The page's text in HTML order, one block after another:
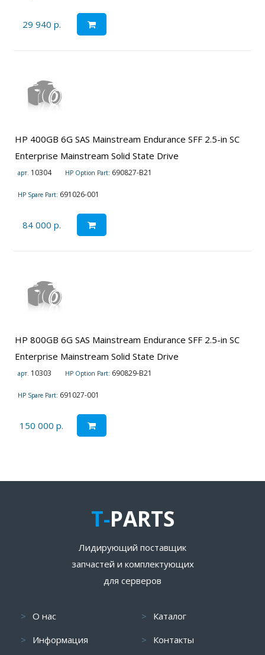
29 940 р.
HP 400GB 6G SAS Mainstream Endurance SFF 2.5-in SC
Enterprise Mainstream Solid State Drive
арт. 10304 HP Option Part: 690827-B21
HP Spare Part: 691026-001
84 000 р.
HP 800GB 6G SAS Mainstream Endurance SFF 2.5-in SC
Enterprise Mainstream Solid State Drive
арт. 10303 HP Option Part: 690829-B21
HP Spare Part: 691027-001
150 000 р.
T-PARTS
Лидирующий поставщик
запчастей и комплектующих
для серверов
О нас
Информация
Каталог
Контакты